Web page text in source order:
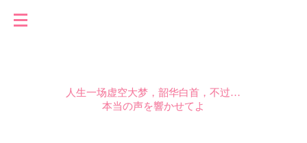
人生一场虚空大梦，韶华白首，不过转瞬，唯有天道恒在，往复循环，不曾更改。
本当の声を響かせてよ